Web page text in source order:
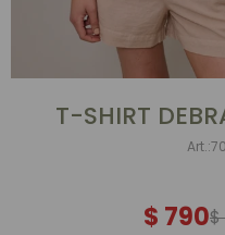
T-SHIRT
$ 790$